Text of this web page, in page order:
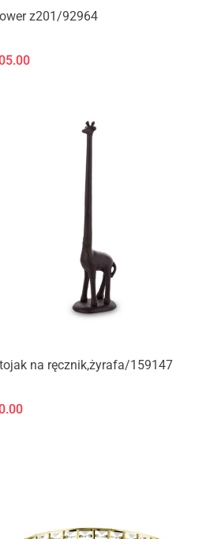
Produkt niedostępny
z201/92964
Produkt niedostępny
na ręcznik,żyrafa/159147